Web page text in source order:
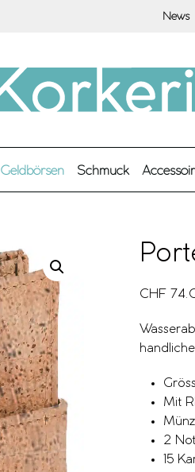
News
Geldbörsen Schmuck
CHF
Mit
2
15